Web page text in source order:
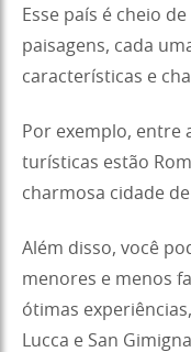
Esse país é cheio
paisagens, cada
características e
Por exemplo, entre
turísticas estão
charmosa cidade
Além disso, você
menores e menos
ótimas
Lucca e San